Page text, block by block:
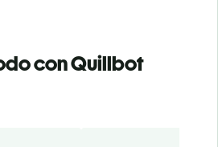
con Quillbot